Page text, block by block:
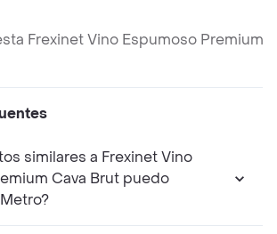
Frexinet Vino Espumoso Premium
similares a Frexinet Vino
Cava Brut puedo